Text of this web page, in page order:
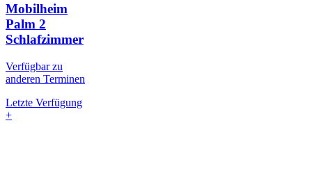
Mobilheim
Palm 2
Schlafzimmer
Verfügbar zu
anderen Terminen
Letzte Verfügung
+